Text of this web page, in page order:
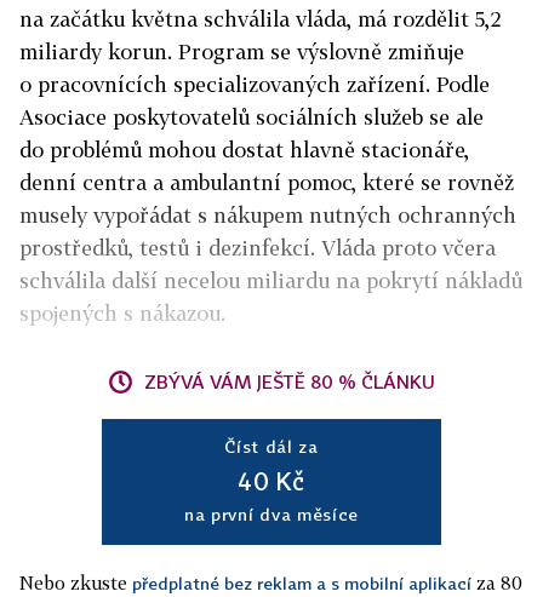
na začátku května schválila vláda, má rozdělit 5,2
miliardy korun. Program se výslovně zmiňuje
o pracovnících specializovaných zařízení. Podle
Asociace poskytovatelů sociálních služeb se ale
do problémů mohou dostat hlavně stacionáře,
denní centra a ambulantní pomoc, které se rovněž
musely vypořádat s nákupem nutných ochranných
prostředků, testů i dezinfekcí. Vláda proto včera
schválila další necelou miliardu na pokrytí nákladů
spojených s nákazou.
ZBÝVÁ VÁM JEŠTĚ 80 % ČLÁNKU
Číst dál za
40 Kč
na první dva měsíce
Nebo zkuste předplatné bez reklam a s mobilní aplikací za 80